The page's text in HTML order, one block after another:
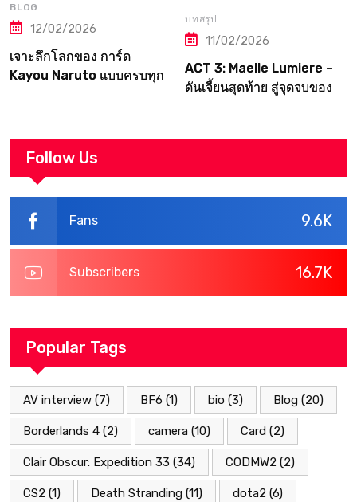
BLOG
12/02/2026
เจาะลึกโลกของ การ์ด
Kayou Naruto แบบครบทุก
บทสรุป
11/02/2026
ACT 3: Maelle Lumiere –
ดันเจี้ยนสุดท้าย สู่จุดจบของ
Follow Us
9.6K
Fans
16.7K
Subscribers
Popular Tags
AV interview (7) BF6 (1) bio (3) Blog (20)
Borderlands 4 (2) camera (10) Card (2)
Clair Obscur: Expedition 33 (34) CODMW2 (2)
CS2 (1) Death Stranding (11) dota2 (6)